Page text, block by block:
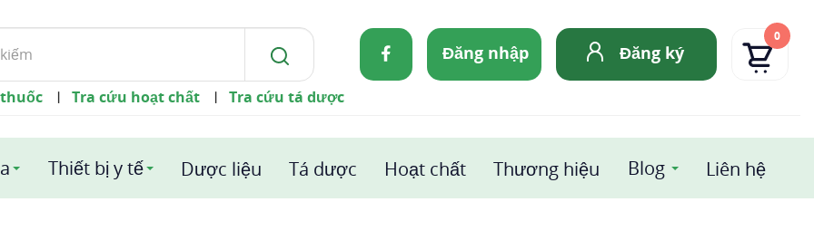
Đăng nhập Đăng ký
0
| Tra cứu hoạt chất | Tra cứu tá dược
Thiết bị y tế Dược liệu Tá dược Hoạt chất Thương hiệu Blog Liên hệ